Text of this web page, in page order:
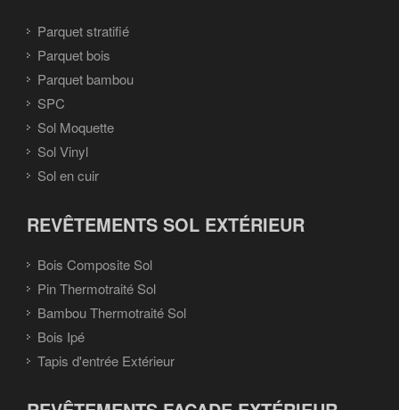
Parquet stratifié
Parquet bois
Parquet bambou
SPC
Sol Moquette
Sol Vinyl
Sol en cuir
REVÊTEMENTS SOL EXTÉRIEUR
Bois Composite Sol
Pin Thermotraité Sol
Bambou Thermotraité Sol
Bois Ipé
Tapis d'entrée Extérieur